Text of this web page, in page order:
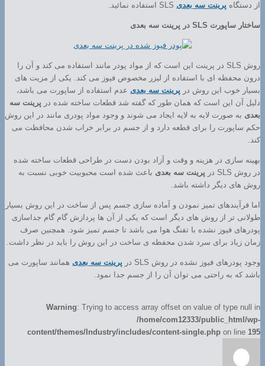
از دستگاه پرینت سه بعدی
ساختار ساپورت SLS در پرینت سه بعدی
روش SLS در پرینت این است که از مواد پودر مانند استفاده می کند و آن را
درون محفظه ای با استفاده از لیزر مخصوص فیوز می کند. یکی از مزیت های
بسیار خوب این روش در پرینت سه بعدی عدم استفاده از ساپورت می باشد،
دلیل آن این است که همان طور که گفته شد قطعات ساخته شده در پرینت سه
بعدی به صورت لایه به لایه ایجاد می شوند و وجود مواد پودری مانند در این روش
حکم ساپورت را برای قطعه دارد و از جسم در برابر خراب شدن محافظت می
کند.
بهینه سازی در هزینه و وقت و آزاد بودن دست در طراحی قطعات ساخته شده
در روش SLS در
پرینت سه بعدی باعث شده است محبوبیت خوبی نسبت به
روش های دیگر داشته باشد.
اما فرآیندهای تمیز نمودن و آماده سازی جسم پس از ساخت در این روش بسیار
طولانی تر از روش های دیگر است که یکی از آن ها پردازش گام گام جداسازی
پودرهای فیوز نشده با تفنگ هوا می باشد تا جسم تمیز شود. همچنین صرف
زمان زیاد برای سرد شدن محفظه ی ساخت در این روش را باید در نظر داشت.
وجود پودرهای فیوز نشده در روش SLS در پرینت سه بعدی همانند ساپورت می
باشد که به راحتی می توان آن را از جسم جدا نمود.
Warning: Trying to access array offset on value of type null in
/home/com12333/public_html/wp-
content/themes/Industry/includes/content-single.php on line 195